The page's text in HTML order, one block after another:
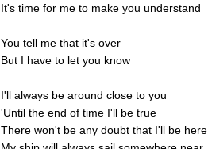
It's time for me to make you understand
You tell me that it's over
But I have to let you know
I'll always be around close to you
'Until the end of time I'll be true
There won't be any doubt that I'll be here